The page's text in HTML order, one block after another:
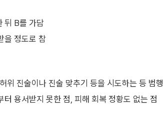
뒤 B를 가담
을 정도로 참
위 진술이나 진술 맞추기 등을 시도하는 등 범행
용서받지 못한 점, 피해 회복 정황도 없는 점